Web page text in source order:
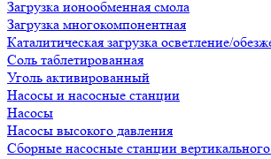
Загрузка ионообменная смола
Загрузка многокомпонентная
Каталитическая загрузка осветление/
Соль таблетированная
Уголь активированный
Насосы и насосные станции
Насосы
Насосы высокого давления
Сборные насосные станции